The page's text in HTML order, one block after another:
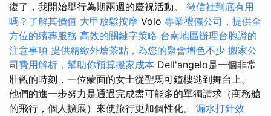
復了，我開始舉行為期兩週的慶祝活動。 徵信社到底有用
嗎？了解其價值 大甲放鬆按摩 Volo 專業禮儀公司，提供全
方位的殯葬服務 高效的關鍵字策略 台南地區辦理台胞證的
注意事項 提供精緻外燴茶點，為您的聚會增色不少 搬家公
司費用解析，幫助你預算搬家成本 Dell'angelo是一個非常
壯觀的時刻，一位蒙面的女士從聖馬可鐘樓逃到舞台上。
他們的進一步努力是通過完成盡可能多的單獨請求（商務艙
的飛行，個人擴展）來使旅行更加個性化。 漏水打針效